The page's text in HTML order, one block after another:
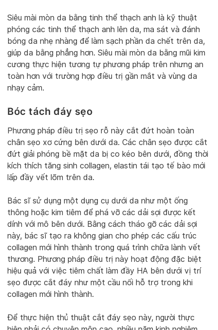
Siêu mài mòn da bằng tinh thể thạch anh là kỹ thuật
phóng các tinh thể thạch anh lên da, ma sát và đánh
bóng da nhẹ nhàng để làm sạch phần da chết trên da,
giúp da bằng phẳng hơn. Siêu mài mòn da bằng mũi kim
cương thực hiện tương tự phương pháp trên nhưng an
toàn hơn với trường hợp điều trị gần mắt và vùng da
nhạy cảm.
Bóc tách đáy sẹo
Phương pháp điều trị sẹo rỗ này cắt đứt hoàn toàn
chân sẹo xơ cứng bên dưới da. Các chân sẹo được cắt
đứt giải phóng bề mặt da bị co kéo bên dưới, đồng thời
kích thích tăng sinh collagen, elastin tái tạo tế bào mới
lấp đầy vết lõm trên da.
Bác sĩ sử dụng một dụng cụ dưới da như một ống
thông hoặc kim tiêm để phá vỡ các dải sợi được kết
dính với mô bên dưới. Bằng cách tháo gỡ các dải sợi
này, bác sĩ tạo ra không gian cho phép các cấu trúc
collagen mới hình thành trong quá trình chữa lành vết
thương. Phương pháp điều trị này hoạt động đặc biệt
hiệu quả với việc tiêm chất làm đầy HA bên dưới vị trí
sẹo được cắt đáy như một cầu nối hỗ trợ trong khi
collagen mới hình thành.
Để thực hiện thủ thuật cắt đáy sẹo này, người thực